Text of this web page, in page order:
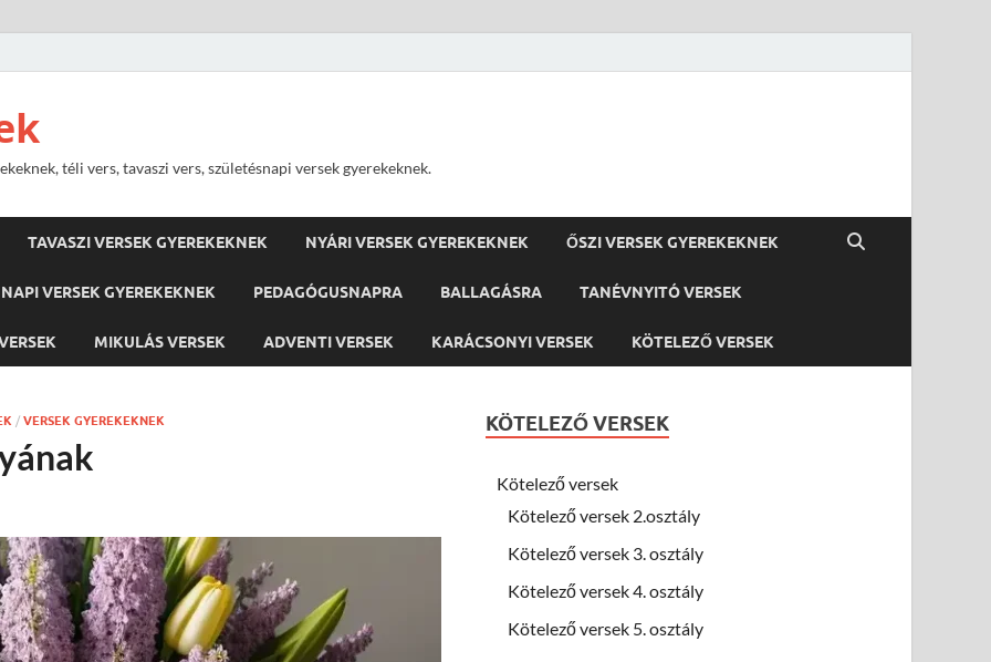
téli vers, tavaszi vers, születésnapi versek gyerekeknek.
TAVASZI VERSEK GYEREKEKNEK NYÁRI VERSEK GYEREKEKNEK ŐSZI VERSEK GYEREKEKNEK
VERSEK GYEREKEKNEK PEDAGÓGUSNAPRA BALLAGÁSRA TANÉVNYITÓ VERSEK
MIKULÁS VERSEK ADVENTI VERSEK KARÁCSONYI VERSEK KÖTELEZŐ VERSEK
/ VERSEK GYEREKEKNEK KÖTELEZŐ VERSEK
Kötelező versek
Kötelező versek 2.osztály
Kötelező versek 3. osztály
Kötelező versek 4. osztály
Kötelező versek 5. osztály